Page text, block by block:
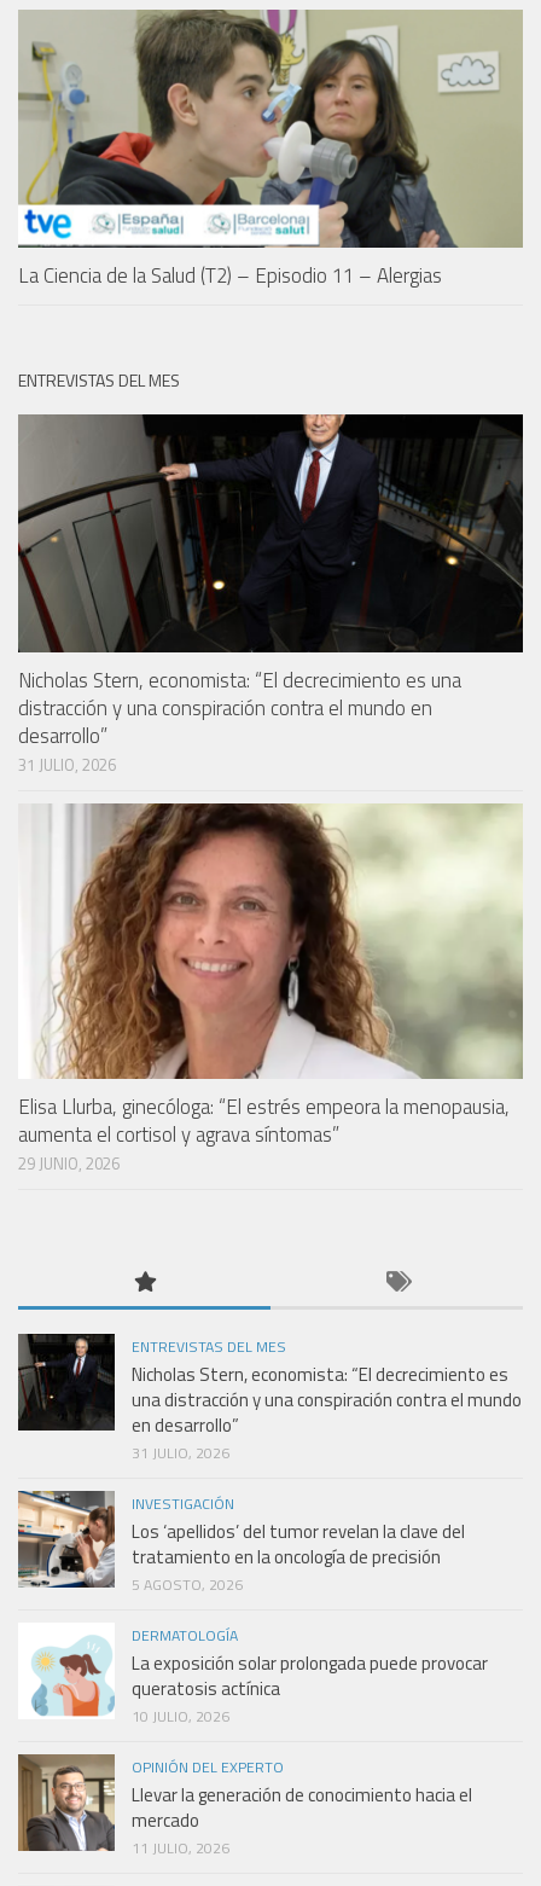
La Ciencia de la Salud (T2) – Episodio 11 – Alergias
ENTREVISTAS DEL MES
Nicholas Stern, economista: “El decrecimiento es una
distracción y una conspiración contra el mundo en
desarrollo”
31 JULIO, 2026
Elisa Llurba, ginecóloga: “El estrés empeora la menopausia,
aumenta el cortisol y agrava síntomas”
29 JUNIO, 2026
ENTREVISTAS DEL MES
Nicholas Stern, economista: “El decrecimiento es
una distracción y una conspiración contra el mundo
en desarrollo”
31 JULIO, 2026
INVESTIGACIÓN
Los ‘apellidos’ del tumor revelan la clave del
tratamiento en la oncología de precisión
5 AGOSTO, 2026
DERMATOLOGÍA
La exposición solar prolongada puede provocar
queratosis actínica
10 JULIO, 2026
OPINIÓN DEL EXPERTO
Llevar la generación de conocimiento hacia el
mercado
11 JULIO, 2026